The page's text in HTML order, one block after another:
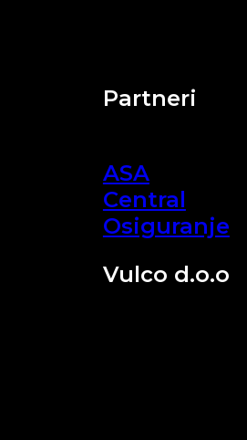
Partneri
ASA
Central
Osiguranje
Vulco d.o.o